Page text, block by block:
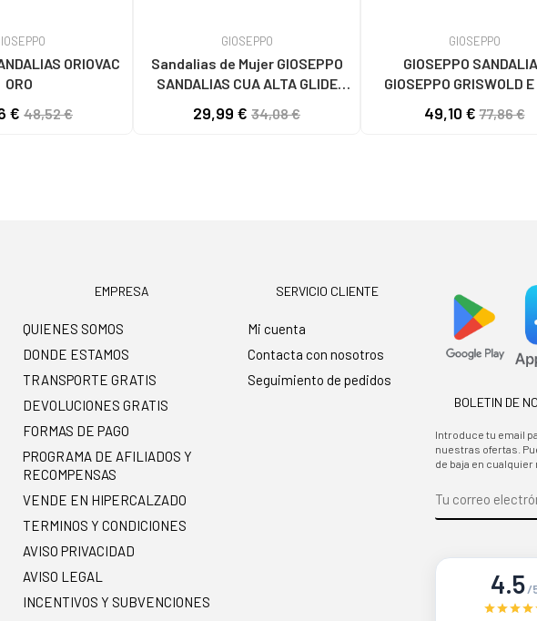
ORIOVAC
ORO
€ 48,52 €
GIOSEPPO
Sandalias de Mujer GIOSEPPO
SANDALIAS CUA ALTA GLIDE
29,99 € 34,08 €
GIOSEPPO
GIOSEPPO
GIOSEPPO GRISWOLD E
49,10 €77,86 €
EMPRESA
QUIENES SOMOS
DONDE ESTAMOS
TRANSPORTE GRATIS
DEVOLUCIONES GRATIS
FORMAS DE PAGO
PROGRAMA DE AFILIADOS Y
RECOMPENSAS
VENDE EN HIPERCALZADO
TERMINOS Y CONDICIONES
AVISO PRIVACIDAD
AVISO LEGAL
INCENTIVOS Y SUBVENCIONES
SERVICIO CLIENTE
Mi cuenta
Contacta con nosotros
Seguimiento de pedidos
BOLETIN DE
Introduce tu email
nuestras ofertas.
de baja en cualquier
4.5/